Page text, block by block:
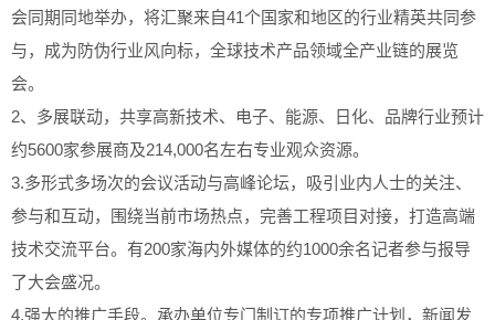
会同期同地举办，将汇聚来自41个国家和地区的行业精英共同参
与，成为防伪行业风向标，全球技术产品领域全产业链的展览
会。
2、多展联动，共享高新技术、电子、能源、日化、品牌行业预计
约5600家参展商及214,000名左右专业观众资源。
3.多形式多场次的会议活动与高峰论坛，吸引业内人士的关注、
参与和互动，围绕当前市场热点，完善工程项目对接，打造高端
技术交流平台。有200家海内外媒体的约1000余名记者参与报导
了大会盛况。
4.强大的推广手段。承办单位专门制订的专项推广计划，新闻发